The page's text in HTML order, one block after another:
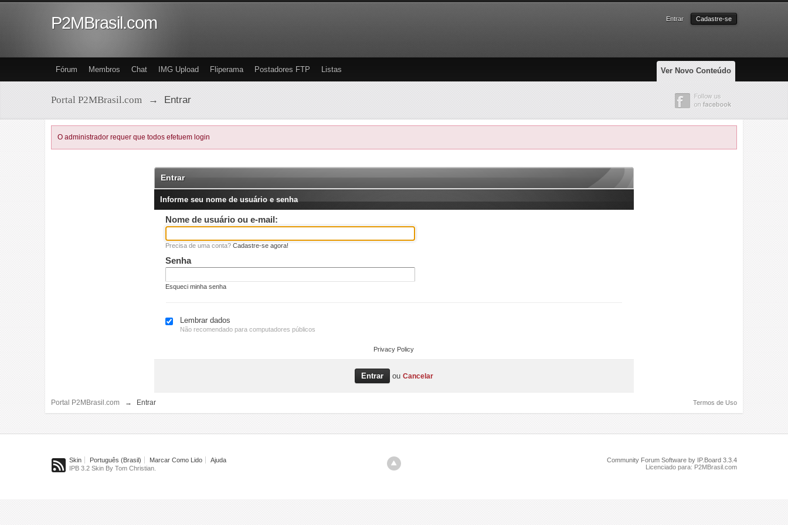
P2MBrasil.com Entrar Cadastre-se
Ver Novo Conteúdo
Fórum Membros Chat IMG Upload Fliperama Postadores FTP Listas
Portal P2MBrasil.com → Entrar
O administrador requer que todos efetuem login
Entrar
Informe seu nome de usuário e senha
Nome de usuário ou e-mail:
Precisa de uma conta? Cadastre-se agora!
Senha
Esqueci minha senha
Lembrar dados
Não recomendado para computadores públicos
Privacy Policy
ou Cancelar
Portal P2MBrasil.com → Entrar Termos de Uso
Skin Português (Brasil) Marcar Como Lido
Ajuda
IPB 3.2 Skin By Tom Christian.
Community Forum Software by IP.Board 3.3.4
Licenciado para: P2MBrasil.com